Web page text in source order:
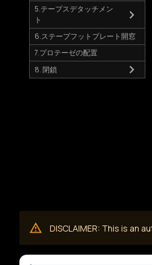
5.テープスデタッチメン
ト
6.ステープフットプレート開窓
7.プロテーゼの配置
8. 閉鎖
DISCLAIMER: This is an